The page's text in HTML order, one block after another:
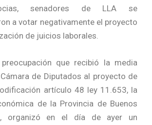
senadores de LLA se
a votar negativamente el proyecto
de juicios laborales.
que recibió la media
de Diputados al proyecto de
artículo 48 ley 11.653, la
de la Provincia de Buenos
organizó en el día de ayer un